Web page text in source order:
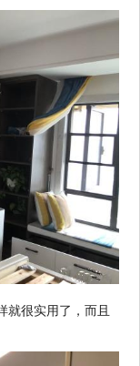
就很实用了，而且